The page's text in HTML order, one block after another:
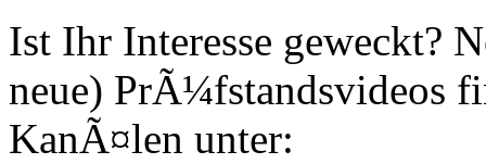
Ist Ihr Interesse geweckt?
neue) PrÃ¼fstandsvideos
KanÃ¤len unter: